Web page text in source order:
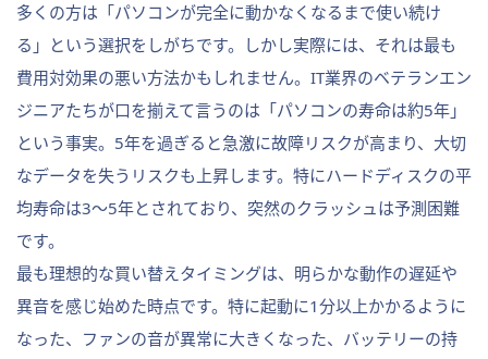
多くの方は「パソコンが完全に動かなくなるまで使い続け
る」という選択をしがちです。しかし実際には、それは最も
費用対効果の悪い方法かもしれません。IT業界のベテランエン
ジニアたちが口を揃えて言うのは「パソコンの寿命は約5年」
という事実。5年を過ぎると急激に故障リスクが高まり、大切
なデータを失うリスクも上昇します。特にハードディスクの平
均寿命は3〜5年とされており、突然のクラッシュは予測困難
です。
最も理想的な買い替えタイミングは、明らかな動作の遅延や
異音を感じ始めた時点です。特に起動に1分以上かかるように
なった、ファンの音が異常に大きくなった、バッテリーの持